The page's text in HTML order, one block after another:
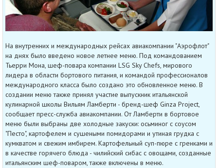
На внутренних и международных рейсах авиакомпании "Аэрофлот"
на днях было введено новое летнее меню. Под командованием
Тьерри Мона, шеф-повара компании LSG Sky Chefs, мирового
лидера в области бортового питания, и командой профессионалов
международного класса было создано это обновленное меню. В
создании меню также принял участие выпускник итальянской
кулинарной школы Вильям Ламберти - бренд-шеф Ginza Project,
сообщает пресс-служба авиакомпании. От Ламберти в бортовое
меню были выбраны две холодные закуски: осьминог с соусом
"Песто", картофелем и сушеными помидорами и утиная грудка с
кумкватом и свежим имбирем. Картофельный суп-пюре с гренками и
в качестве горячего блюда - чилийский сибас с овощами, созданные
итальянским шеф-поваром, также включены в меню.